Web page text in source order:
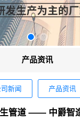
产品资讯
新闻 产品资讯
管道 —— 中爵智